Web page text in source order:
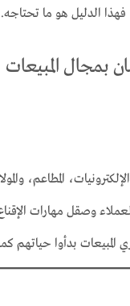
الدليل هو ما تحتاجه.
بمجال المبيعات
المطاعم،
وصقل مهارات
المبيعات بدأوا حياتهم